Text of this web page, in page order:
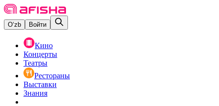
O‘zb Войти
Кино
Концерты
Театры
Рестораны
Выставки
Знания